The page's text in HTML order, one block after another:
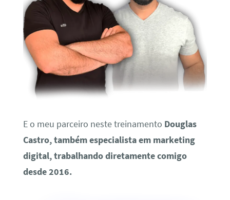
E o meu parceiro neste treinamento Douglas
Castro, também especialista em marketing
digital, trabalhando diretamente comigo
desde 2016.